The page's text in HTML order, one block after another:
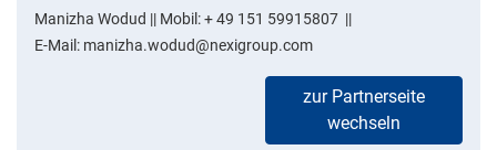
Manizha Wodud || Mobil: + 49 151 59915807 ||
E-Mail: manizha.wodud@nexigroup.com
zur Partnerseite
wechseln